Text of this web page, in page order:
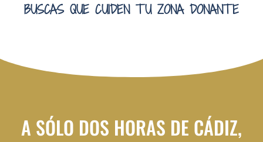
BUSCAS QUE CUIDEN TU ZONA DONANTE
A SÓLO DOS HORAS DE CÁDIZ,